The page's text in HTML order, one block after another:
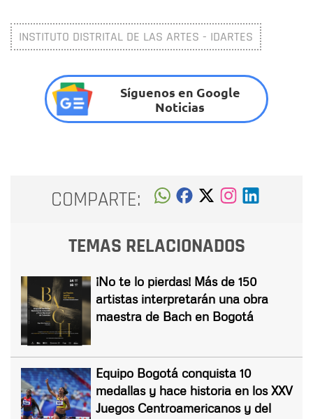
INSTITUTO DISTRITAL DE LAS ARTES - IDARTES
Síguenos en Google
Noticias
COMPARTE:
TEMAS RELACIONADOS
¡No te lo pierdas! Más de 150
artistas interpretarán una obra
maestra de Bach en Bogotá
Equipo Bogotá conquista 10
medallas y hace historia en los XXV
Juegos Centroamericanos y del